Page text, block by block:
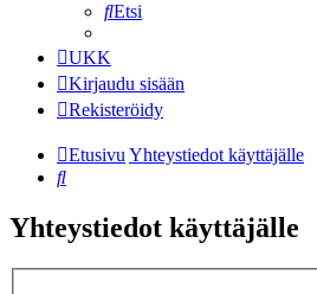
Etsi
UKK
Kirjaudu sisään
Rekisteröidy
EtusivuYhteystiedot käyttäjälle
Etsi
Yhteystiedot käyttäjälle